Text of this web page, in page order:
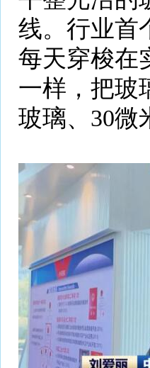
线。行业首
每天穿梭在
一样，把玻
玻璃、30微